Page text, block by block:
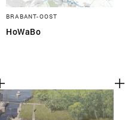
BRABANT-OOST
HoWaBo